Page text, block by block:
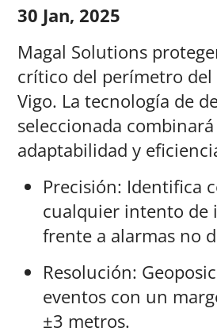
30 Jan, 2025
Magal Solutions
crítico del perímetro del
Vigo. La tecnología de
seleccionada
adaptabilidad y
Precisión: Identifica
cualquier intento de
frente a alarmas no
Resolución:
eventos con un
±3 metros.